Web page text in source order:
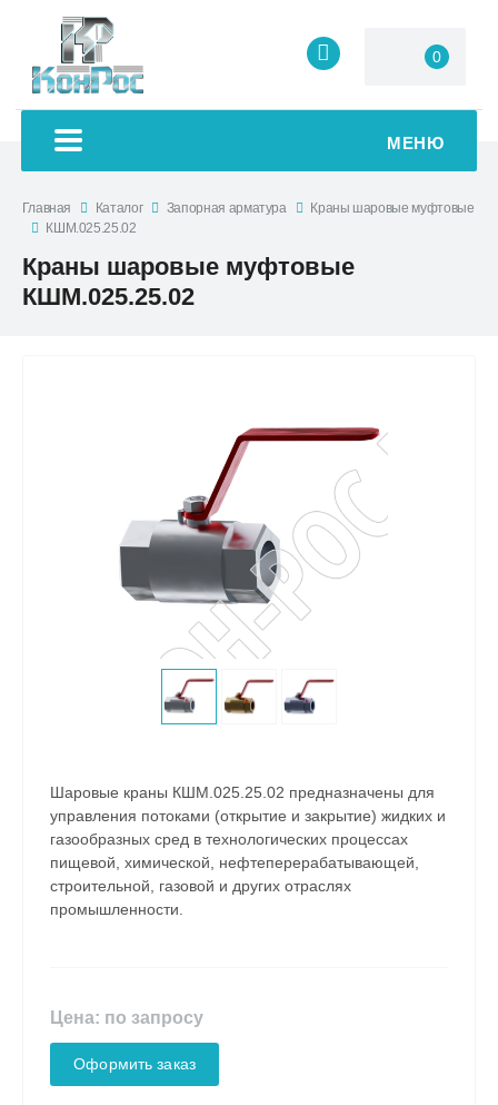
0
МЕНЮ
Главная Каталог Запорная арматура
Краны шаровые муфтовые
КШМ.025.25.02
Краны шаровые муфтовые
КШМ.025.25.02
Шаровые краны КШМ.025.25.02 предназначены для
управления потоками (открытие и закрытие) жидких и
газообразных сред в технологических процессах
пищевой, химической, нефтеперерабатывающей,
строительной, газовой и других отраслях
промышленности.
Цена: по запросу
Оформить заказ